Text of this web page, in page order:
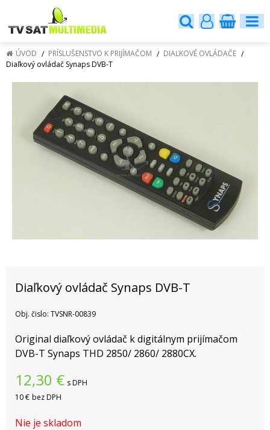
ÚVOD PRÍSLUŠENSTVO K PRIJÍMAČOM
DIAĽKOVÉ OVLÁDAČE
Diaľkový ovládač Synaps DVB-T
Diaľkový ovládač Synaps DVB-T
Obj. čislo: TVSNR-00839
Original diaľkový ovládač k digitálnym prijímačom
DVB-T Synaps THD 2850/ 2860/ 2880CX.
12,30 € s DPH
10 € bez DPH
Nie je skladom